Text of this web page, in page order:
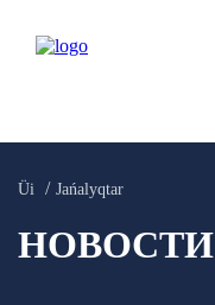
Üi Jańalyqtar
НОВОСТИ